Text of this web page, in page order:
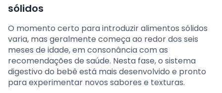
sólidos
O momento certo para introduzir alimentos sólidos
varia, mas geralmente começa ao redor dos seis
meses de idade, em consonância com as
recomendações de saúde. Nesta fase, o sistema
digestivo do bebê está mais desenvolvido e pronto
para experimentar novos sabores e texturas.